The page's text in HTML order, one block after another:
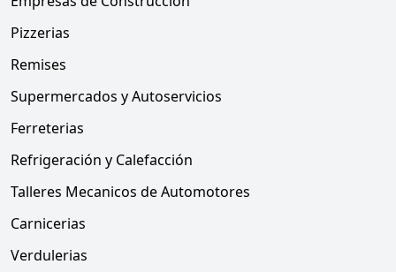
Pizzerias
Remises
Supermercados y Autoservicios
Ferreterias
Refrigeración y Calefacción
Talleres Mecanicos de Automotores
Carnicerias
Verdulerias